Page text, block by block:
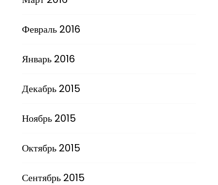
Февраль 2016
Январь 2016
Декабрь 2015
Ноябрь 2015
Октябрь 2015
Сентябрь 2015